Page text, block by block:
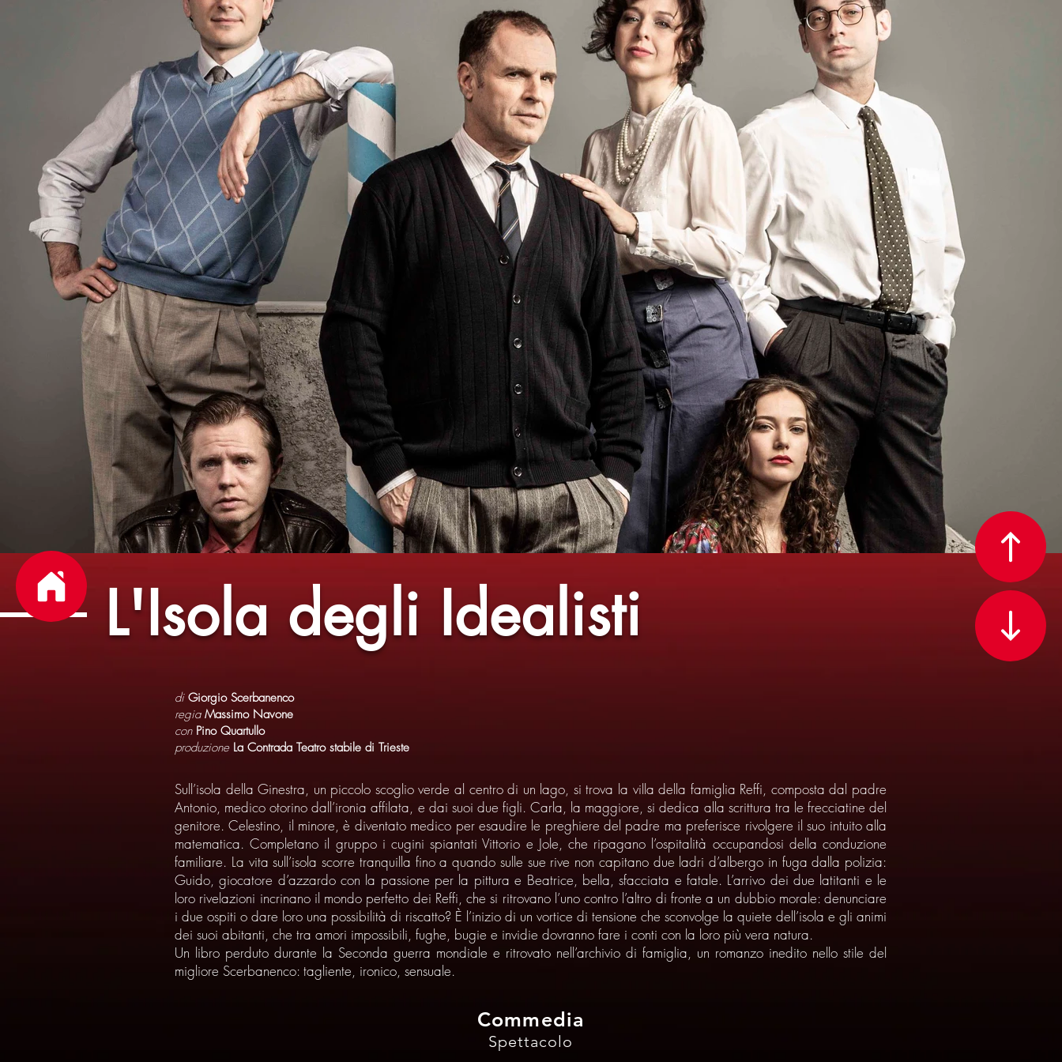
L'Isola degli Idealisti
di Giorgio Scerbanenco
regia Massimo Navone
con Pino Quartullo
produzione La Contrada Teatro stabile di Trieste
Sull’isola della Ginestra, un piccolo scoglio verde al centro di un lago, si trova la villa della famiglia Reffi, composta dal padre
Antonio, medico otorino dall’ironia affilata, e dai suoi due figli. Carla, la maggiore, si dedica alla scrittura tra le frecciatine del
genitore. Celestino, il minore, è diventato medico per esaudire le preghiere del padre ma preferisce rivolgere il suo intuito alla
matematica. Completano il gruppo i cugini spiantati Vittorio e Jole, che ripagano l’ospitalità occupandosi della conduzione
familiare. La vita sull’isola scorre tranquilla fino a quando sulle sue rive non capitano due ladri d’albergo in fuga dalla polizia:
Guido, giocatore d’azzardo con la passione per la pittura e Beatrice, bella, sfacciata e fatale. L’arrivo dei due latitanti e le
loro rivelazioni incrinano il mondo perfetto dei Reffi, che si ritrovano l’uno contro l’altro di fronte a un dubbio morale: denunciare
i due ospiti o dare loro una possibilità di riscatto? È l’inizio di un vortice di tensione che sconvolge la quiete dell’isola e gli animi
dei suoi abitanti, che tra amori impossibili, fughe, bugie e invidie dovranno fare i conti con la loro più vera natura.
Un libro perduto durante la Seconda guerra mondiale e ritrovato nell’archivio di famiglia, un romanzo inedito nello stile del
migliore Scerbanenco: tagliente, ironico, sensuale.
Commedia
Spettacolo